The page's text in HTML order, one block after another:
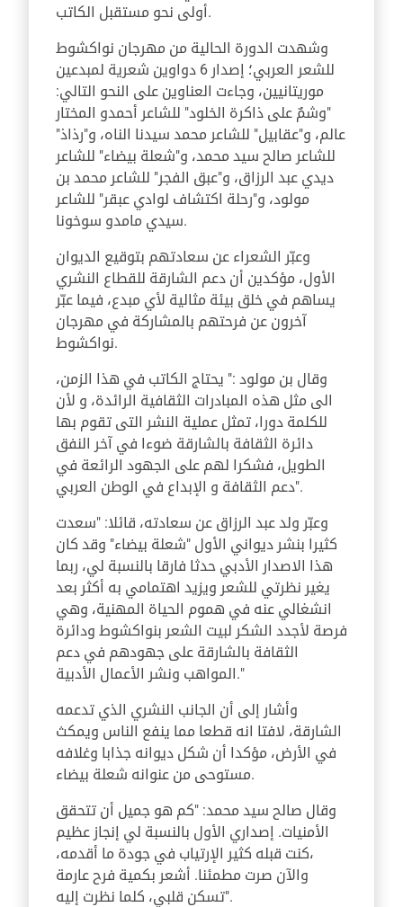
أولى نحو مستقبل الكاتب.
وشهدت الدورة الحالية من مهرجان نواكشوط
للشعر العربي؛ إصدار 6 دواوين شعرية لمبدعين
موريتانيين، وجاءت العناوين على النحو التالي:
"وشمٌ على ذاكرة الخلود" للشاعر أحمدو المختار
عالم، و"عقابيل" للشاعر محمد سيدنا الناه، و"رذاذ"
للشاعر صالح سيد محمد، و"شعلة بيضاء" للشاعر
ديدي عبد الرزاق، و"عبق الفجر" للشاعر محمد بن
مولود، و"رحلة اكتشاف لوادي عبقر" للشاعر
سيدي مامدو سوخونا.
وعبّر الشعراء عن سعادتهم بتوقيع الديوان
الأول، مؤكدين أن دعم الشارقة للقطاع النشري
يساهم في خلق بيئة مثالية لأي مبدع، فيما عبّر
آخرون عن فرحتهم بالمشاركة في مهرجان
نواكشوط.
وقال بن مولود :" يحتاج الكاتب في هذا الزمن،
الى مثل هذه المبادرات الثقافية الرائدة، و لأن
للكلمة دورا، تمثل عملية النشر التى تقوم بها
دائرة الثقافة بالشارقة ضوءا في آخر النفق
الطويل، فشكرا لهم على الجهود الرائعة في
دعم الثقافة و الإبداع في الوطن العربي".
وعبّر ولد عبد الرزاق عن سعادته، قائلا: "سعدت
كثيرا بنشر ديواني الأول "شعلة بيضاء" وقد كان
هذا الاصدار الأدبي حدثا فارقا بالنسبة لي، ربما
يغير نظرتي للشعر ويزيد اهتمامي به أكثر بعد
انشغالي عنه في هموم الحياة المهنية، وهي
فرصة لأجدد الشكر لبيت الشعر بنواكشوط ودائرة
الثقافة بالشارقة على جهودهم في دعم
المواهب ونشر الأعمال الأدبية."
وأشار إلى أن الجانب النشري الذي تدعمه
الشارقة، لافتا انه قطعا مما ينفع الناس ويمكث
في الأرض، مؤكدا أن شكل ديوانه جذابا وغلافه
مستوحى من عنوانه شعلة بيضاء.
وقال صالح سيد محمد: "كم هو جميل أن تتحقق
الأمنيات. إصداري الأول بالنسبة لي إنجاز عظيم
،كنت قبله كثير الإرتياب في جودة ما أقدمه،
والآن صرت مطمئنا. أشعر بكمية فرح عارمة
تسكن قلبي، كلما نظرت إليه".